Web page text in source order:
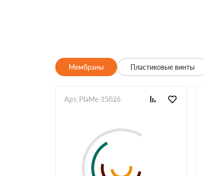
Мембраны Пластиковые винты
Арт. PlaMe-15026